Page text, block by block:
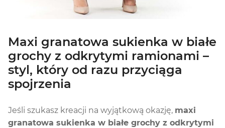
Maxi granatowa sukienka w białe
grochy z odkrytymi ramionami –
styl, który od razu przyciąga
spojrzenia
Jeśli szukasz kreacji na wyjątkową okazję, maxi
granatowa sukienka w białe grochy z odkrytymi